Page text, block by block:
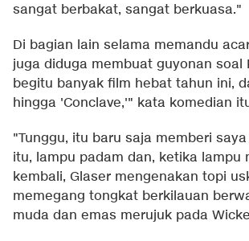
sangat berbakat, sangat berkuasa."
Di bagian lain selama memandu
juga diduga membuat guyonan soal
begitu banyak film hebat tahun ini,
hingga 'Conclave,'" kata komedian
"Tunggu, itu baru saja memberi
itu, lampu padam dan, ketika lampu
kembali, Glaser mengenakan topi
memegang tongkat berkilauan
muda dan emas merujuk pada